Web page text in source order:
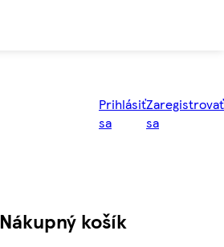
Prihlásiť
sa
Zaregistrovať
sa
Nákupný košík